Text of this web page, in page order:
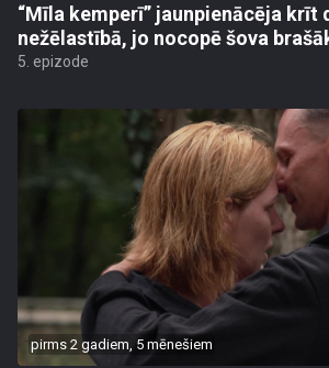
“Mīla kemperī” jaunpienācēja krīt
nežēlastībā, jo nocopē šova
5. epizode
pirms 2 gadiem, 5 mēnešiem